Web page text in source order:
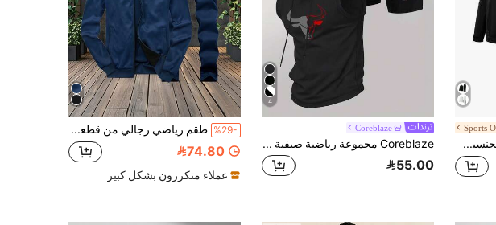
Adidas طقم رياضي للجنسين من أديداس، مكون من قطعتين، يتضمن جاكيت وبنطلون بقصة مستقيمة، مناسب للخريف (المقاسات صغيرة، اطلب مقاسًا أكبر إذا كنت تفضل مقاسًا أكثر مرونة).
4
Coreblaze
Coreblaze مجموعة رياضية صيفية عصرية للرجال بقلنسوة بدون أكمام وخصر بسحاب، مطبوعة، ملابس صالة الألعاب الرياضية، خفيفة الوزن
55.00
%29- طقم رياضي رجالي من قطعتين، جاكيت بياقة واقفة وأكمام طويلة وسحاب كامل مع بنطال بخصر برباط
74.80
عملاء متكررون بشكل كبير